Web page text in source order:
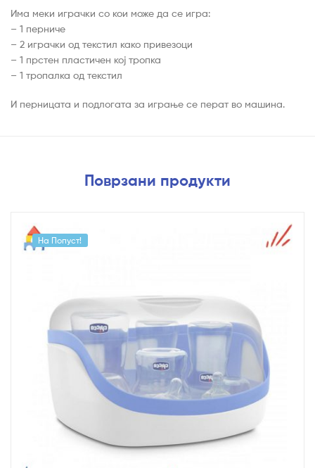
Има меки играчки со кои може да се игра:
– 1 перниче
– 2 играчки од текстил како привезоци
– 1 прстен пластичен кој тропка
– 1 тропалка од текстил
И перницата и подлогата за играње се перат во машина.
Поврзани продукти
На Попуст!